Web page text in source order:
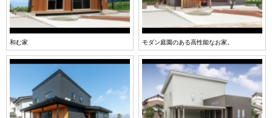
和む家 モダン庭園のある高性能なお家。